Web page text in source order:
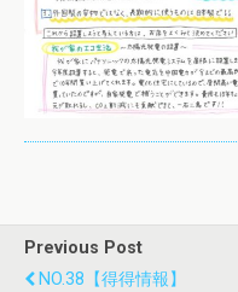
Previous Post
NO.38【得得情報】